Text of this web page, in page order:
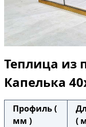
Теплица из
Капелька
Профиль (
мм )
(